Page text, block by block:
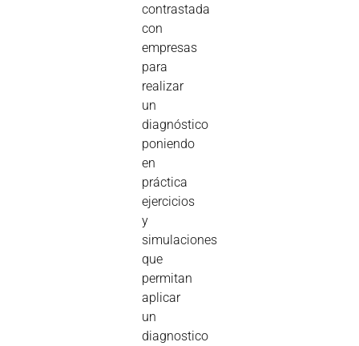
contrastada
con
empresas
para
realizar
un
diagnóstico
poniendo
en
práctica
ejercicios
y
simulaciones
que
permitan
aplicar
un
diagnostico